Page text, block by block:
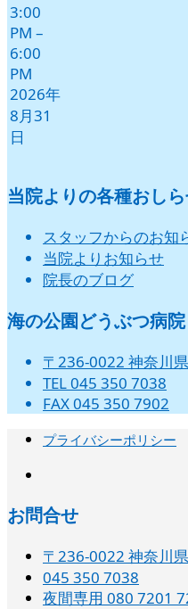
3:00
PM –
6:00
PM
2026年
8月31
日
当院よりの各種おし
スタッフからのお知
当院よりお知らせ
院長のブログ
海の公園どうぶつ病院
〒236-0022 神奈川
TEL 045 350 7038
FAX 045 350 7902
プライバシーポリシー
お問合せ
〒236-0022 神奈川
045 350 7038‬
夜間専用 080 7201